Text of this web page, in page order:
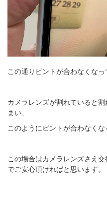
この通りピントが合わなくなっ
カメラレンズが割れていると
まい、
このようにピントが合わなくな
この場合はカメラレンズさえ
でご安心頂ければと思います。